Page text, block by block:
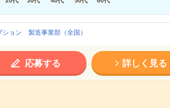
ション 製造事業部（全国）
応募する 詳しく見る